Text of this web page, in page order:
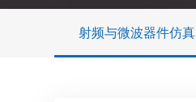
射频与微波器件仿真